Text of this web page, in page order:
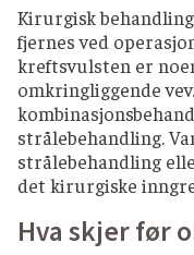
Kirurgisk
fjernes ved
kreftsvulsten er
omkringliggende
strålebehandling.
strålebehandling
det kirurgiske
Hva skjer før